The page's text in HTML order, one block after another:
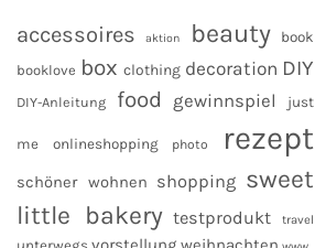
accessoires aktion beauty
book
booklove box clothing decoration DIY
DIY-Anleitung food gewinnspiel just
me onlineshopping photo rezept
schöner wohnen shopping sweet
little bakery testprodukt travel